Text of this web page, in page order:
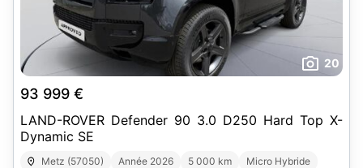
20
93 999 €
LAND-ROVER Defender 90 3.0 D250 Hard Top X-
Dynamic SE
Metz (57050) Année 2026 5 000 km
Micro Hybride